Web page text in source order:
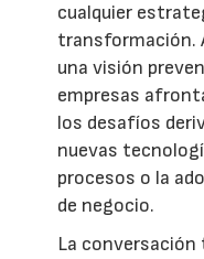
cualquier
transformación.
una visión
empresas
los desafíos
nuevas
procesos o la
de negocio.
La conversación